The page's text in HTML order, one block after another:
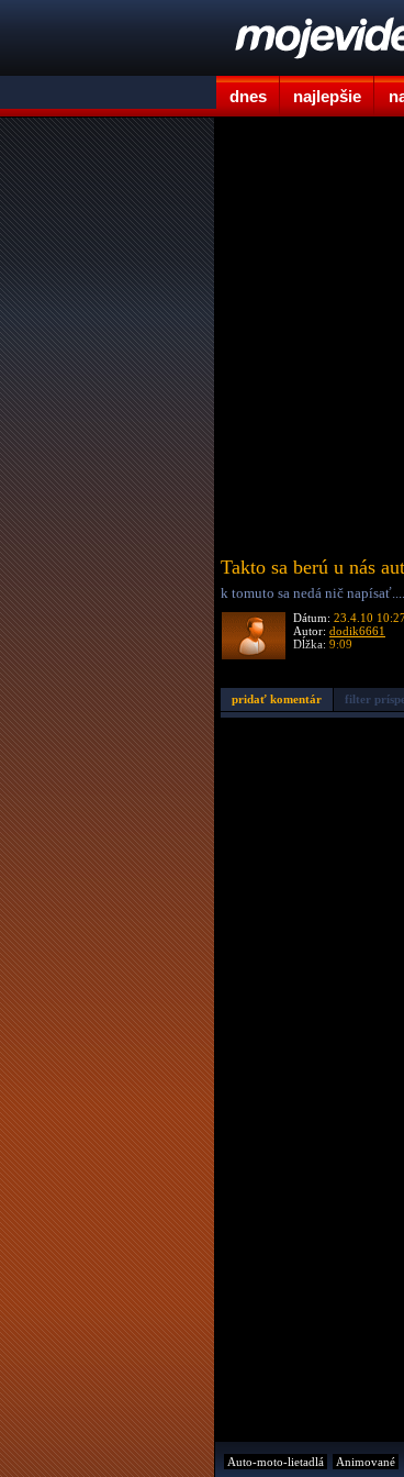
dnes najlepšie
Takto sa berú u nás
k tomuto sa nedá nič
Dátum: 23.4.10
Autor: dodik6661
Dĺžka: 9:09
pridať komentár filter
Auto-moto-lietadlá Animované